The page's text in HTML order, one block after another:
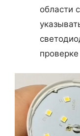
области